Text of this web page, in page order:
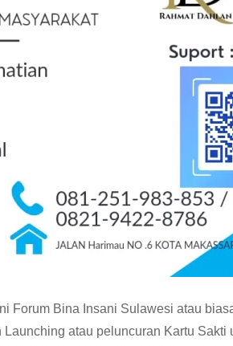
Forum Bina Insani Sulawesi atau
atau peluncuran Kartu Sakti